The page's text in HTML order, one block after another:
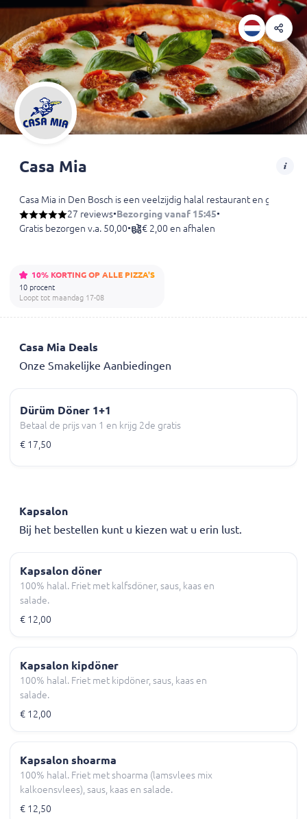
Casa Mia
Casa Mia in Den Bosch is een veelzijdig halal restaurant en
27 reviews•Bezorging vanaf 15:45•
Gratis bezorgen v.a. 50,00• € 2,00 en afhalen
10% KORTING OP ALLE PIZZA'S
10 procent
Loopt tot maandag 17-08
Casa Mia Deals
Onze Smakelijke Aanbiedingen
Dürüm Döner 1+1
Betaal de prijs van 1 en krijg 2de gratis
€ 17,50
Kapsalon
Bij het bestellen kunt u kiezen wat u erin lust.
Kapsalon döner
100% halal. Friet met kalfsdöner, saus, kaas en
salade.
€ 12,00
Kapsalon kipdöner
100% halal. Friet met kipdöner, saus, kaas en
salade.
€ 12,00
Kapsalon shoarma
100% halal. Friet met shoarma (lamsvlees mix
kalkoensvlees), saus, kaas en salade.
€ 12,50